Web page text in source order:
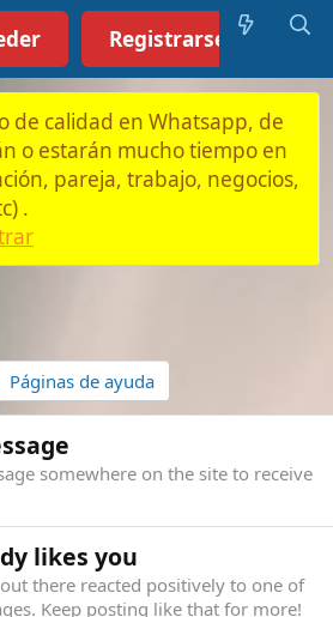
Registrarse (Click aquí)
estarán mucho tiempo en
pareja, trabajo, negocios,
somewhere on the site to receive
likes you
there reacted positively to one of
Keep posting like that for more!
back
You must like it here!